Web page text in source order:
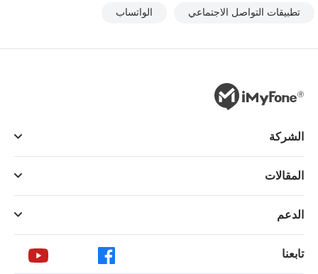
تطبيقات التواصل الاجتماعي الواتساب
الشركة
المقالات
الدعم
تابعنا